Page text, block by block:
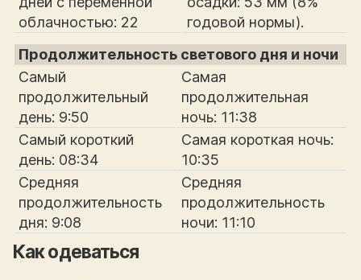
облачностью: 22
годовой нормы).
Продолжительность светового дня и ночи
Самый
продолжительный
день: 9:50
Самая
продолжительная
ночь: 11:38
Самый короткий
день: 08:34
Самая короткая ночь:
10:35
Средняя
продолжительность
дня: 9:08
Средняя
продолжительность
ночи: 11:10
Как одеваться